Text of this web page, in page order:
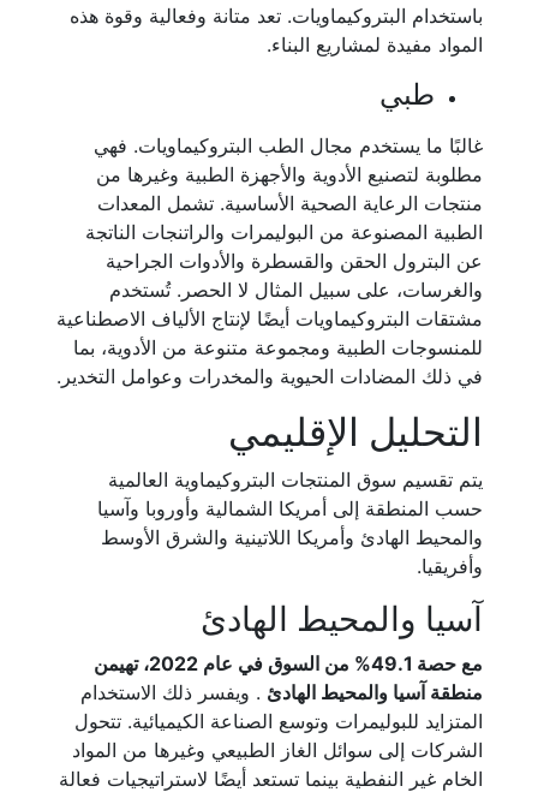
باستخدام البتروكيماويات. تعد متانة وفعالية وقوة هذه
المواد مفيدة لمشاريع البناء.
طبي
غالبًا ما يستخدم مجال الطب البتروكيماويات. فهي
مطلوبة لتصنيع الأدوية والأجهزة الطبية وغيرها من
منتجات الرعاية الصحية الأساسية. تشمل المعدات
الطبية المصنوعة من البوليمرات والراتنجات الناتجة
عن البترول الحقن والقسطرة والأدوات الجراحية
والغرسات، على سبيل المثال لا الحصر. تُستخدم
مشتقات البتروكيماويات أيضًا لإنتاج الألياف الاصطناعية
للمنسوجات الطبية ومجموعة متنوعة من الأدوية، بما
في ذلك المضادات الحيوية والمخدرات وعوامل التخدير.
التحليل الإقليمي
يتم تقسيم سوق المنتجات البتروكيماوية العالمية
حسب المنطقة إلى أمريكا الشمالية وأوروبا وآسيا
والمحيط الهادئ وأمريكا اللاتينية والشرق الأوسط
وأفريقيا.
آسيا والمحيط الهادئ
مع حصة 49.1% من السوق في عام 2022، تهيمن
منطقة آسيا والمحيط الهادئ . ويفسر ذلك الاستخدام
المتزايد للبوليمرات وتوسع الصناعة الكيميائية. تتحول
الشركات إلى سوائل الغاز الطبيعي وغيرها من المواد
الخام غير النفطية بينما تستعد أيضًا لاستراتيجيات فعالة